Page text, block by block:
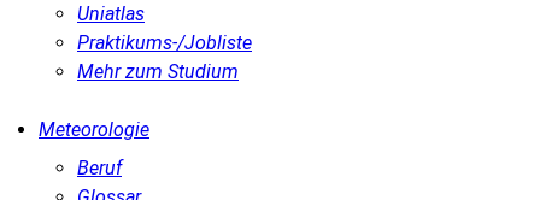
Uniatlas
Praktikums-/Jobliste
Mehr zum Studium
Meteorologie
Beruf